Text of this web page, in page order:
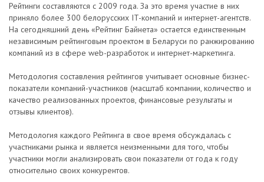
Рейтинги составляются с 2009 года. За это время участие в них
приняло более 300 белорусских IT-компаний и интернет-агентств.
На сегодняшний день «Рейтинг Байнета» остается единственным
независимым рейтинговым проектом в Беларуси по ранжированию
компаний из в сфере web-разработок и интернет-маркетинга.
Методология составления рейтингов учитывает основные бизнес-
показатели компаний-участников (масштаб компании, количество и
качество реализованных проектов, финансовые результаты и
отзывы клиентов).
Методология каждого Рейтинга в свое время обсуждалась с
участниками рынка и является неизменными для того, чтобы
участники могли анализировать свои показатели от года к году
относительно своих конкурентов.